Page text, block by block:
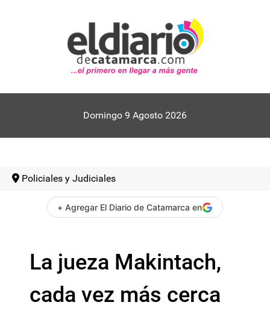
Domingo 9 Agosto 2026
Policiales y Judiciales
+ Agregar El Diario de Catamarca en
La jueza Makintach,
cada vez más cerca